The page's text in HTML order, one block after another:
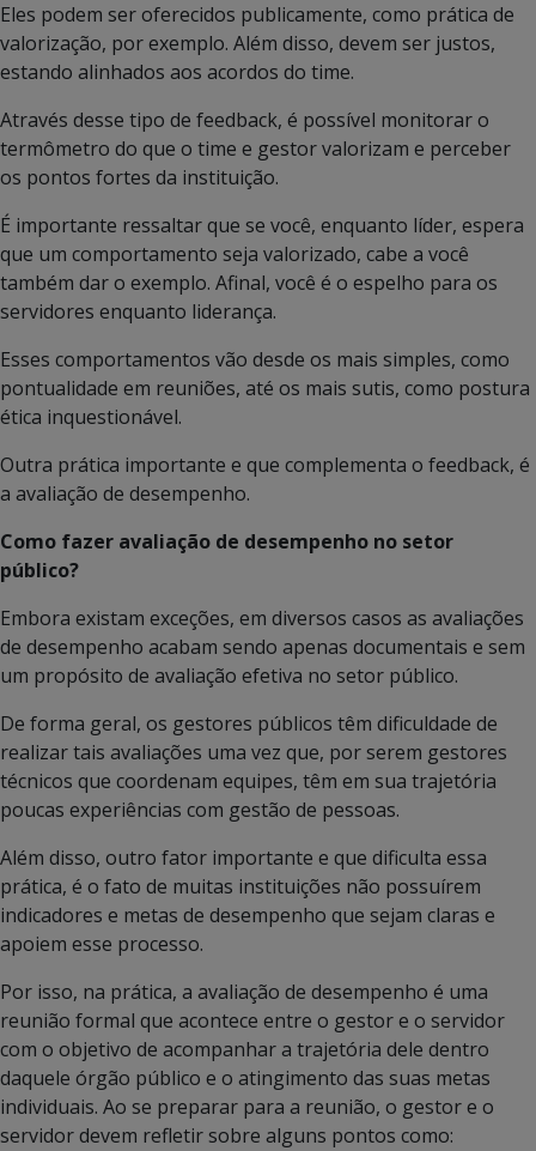
Eles podem ser oferecidos publicamente, como prática de
valorização, por exemplo. Além disso, devem ser justos,
estando alinhados aos acordos do time.
Através desse tipo de feedback, é possível monitorar o
termômetro do que o time e gestor valorizam e perceber
os pontos fortes da instituição.
É importante ressaltar que se você, enquanto líder, espera
que um comportamento seja valorizado, cabe a você
também dar o exemplo. Afinal, você é o espelho para os
servidores enquanto liderança.
Esses comportamentos vão desde os mais simples, como
pontualidade em reuniões, até os mais sutis, como postura
ética inquestionável.
Outra prática importante e que complementa o feedback, é
a avaliação de desempenho.
Como fazer avaliação de desempenho no setor
público?
Embora existam exceções, em diversos casos as avaliações
de desempenho acabam sendo apenas documentais e sem
um propósito de avaliação efetiva no setor público.
De forma geral, os gestores públicos têm dificuldade de
realizar tais avaliações uma vez que, por serem gestores
técnicos que coordenam equipes, têm em sua trajetória
poucas experiências com gestão de pessoas.
Além disso, outro fator importante e que dificulta essa
prática, é o fato de muitas instituições não possuírem
indicadores e metas de desempenho que sejam claras e
apoiem esse processo.
Por isso, na prática, a avaliação de desempenho é uma
reunião formal que acontece entre o gestor e o servidor
com o objetivo de acompanhar a trajetória dele dentro
daquele órgão público e o atingimento das suas metas
individuais. Ao se preparar para a reunião, o gestor e o
servidor devem refletir sobre alguns pontos como: